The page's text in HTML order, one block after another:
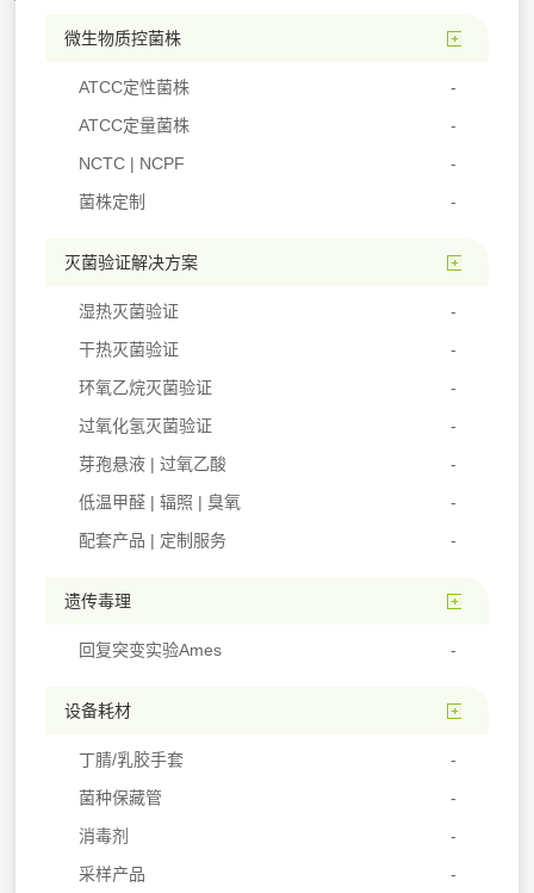
微生物质控菌株
ATCC定性菌株
ATCC定量菌株
NCTC | NCPF
菌株定制
灭菌验证解决方案
湿热灭菌验证
干热灭菌验证
环氧乙烷灭菌验证
过氧化氢灭菌验证
芽孢悬液 | 过氧乙酸
低温甲醛 | 辐照 | 臭氧
配套产品 | 定制服务
遗传毒理
回复突变实验Ames
设备耗材
丁腈/乳胶手套
菌种保藏管
消毒剂
采样产品